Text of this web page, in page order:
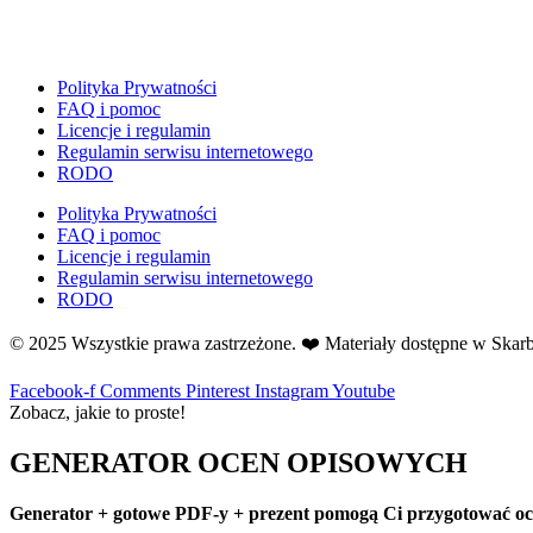
Ferie
Fotobudka
Gazetki do druku
Girlandy
Girlandy na LATO
Grafomotoryka
Grinch
↳ Dopasuj i opowiedź
↳ Ja mam kto ma
↳ Labirynt podłogowy
↳ Terenowe
Polityka Prywatności
FAQ i pomoc
Licencje i regulamin
Regulamin serwisu internetowego
RODO
Polityka Prywatności
FAQ i pomoc
Licencje i regulamin
Regulamin serwisu internetowego
RODO
© 2025 Wszystkie prawa zastrzeżone. ❤️ Materiały dostępne w
Facebook-f Comments Pinterest InstagramYoutube
Zobacz, jakie to proste!
GENERATOR OCEN OPISOWYCH
Generator + gotowe PDF-y + prezent pomogą Ci przygotować